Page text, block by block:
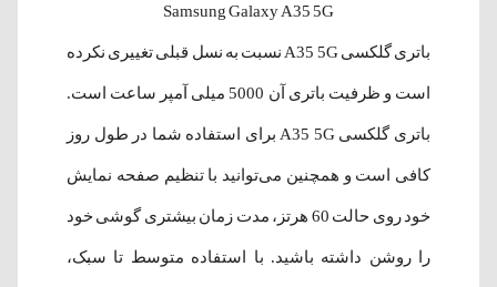
Samsung Galaxy A35 5G
باتری گلکسی A35 5G نسبت به نسل قبلی تغییری نکرده
است و ظرفیت باتری آن 5000 میلی آمپر ساعت است.
باتری گلکسی A35 5G برای استفاده شما در طول روز
کافی است و همچنین می‌توانید با تنظیم صفحه نمایش
خود روی حالت 60 هرتز، مدت زمان بیشتری گوشی خود
را روشن داشته باشید. با استفاده متوسط تا سبک،